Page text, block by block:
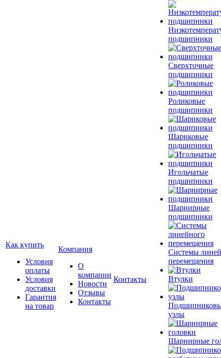
Как купить
Условия
оплаты
Условия
доставки
Гарантия
на товар
Компания
О
компании
Новости
Отзывы
Контакты
Контакты
подшипники
Сверхточные
подшипники
Роликовые
подшипники
Шариковые
подшипники
Игольчатые
подшипники
Шарнирные
подшипники
Системы
перемещения
Втулки
узлы
Шарнирные